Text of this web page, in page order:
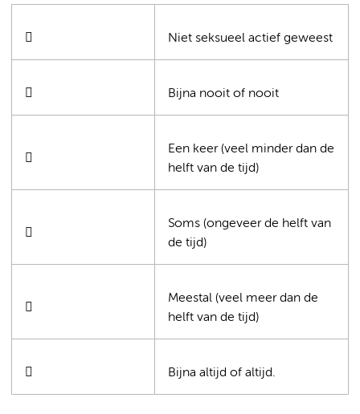
 Niet seksueel actief geweest
 Bijna nooit of nooit

Een keer (veel minder dan de
helft van de tijd)

Soms (ongeveer de helft van
de tijd)

Meestal (veel meer dan de
helft van de tijd)
 Bijna altijd of altijd.